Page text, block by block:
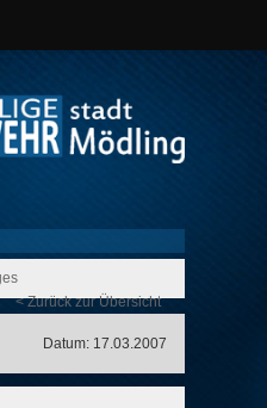
< Zurück zur Übersicht
Datum: 17.03.2007